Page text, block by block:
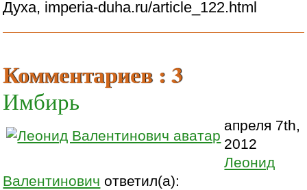
Духа, imperia-duha.ru/article_122.html
Комментариев : 3
Имбирь
апреля 7th,
2012
Леонид
Валентинович ответил(а):